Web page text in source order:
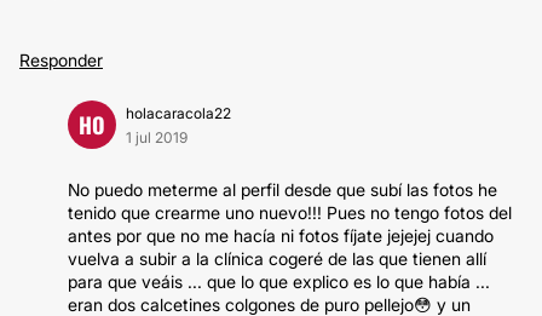
Responder
HO
holacaracola22
1 jul 2019
No puedo meterme al perfil desde que subí las fotos he
tenido que crearme uno nuevo!!! Pues no tengo fotos del
antes por que no me hacía ni fotos fíjate jejejej cuando
vuelva a subir a la clínica cogeré de las que tienen allí
para que veáis ... que lo que explico es lo que había ...
eran dos calcetines colgones de puro pellejo😳 y un